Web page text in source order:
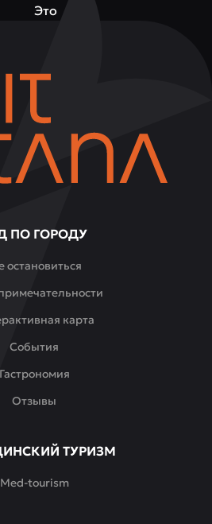
Это
отметить
событие
или
просто
Востока
обстановке.
ПО ГОРОДУ
остановиться
карта
События
Гастрономия
Отзывы
ТУРИЗМ
Med-tourism